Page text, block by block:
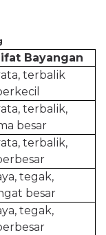
Bayangan
terbalik
terbalik,
besar
terbalik,
tegak,
besar
tegak,